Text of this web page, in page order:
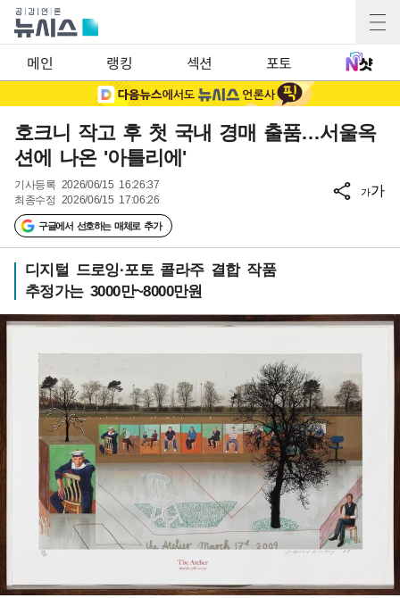
메인 랭킹 섹션 포토
호크니 작고 후 첫 국내 경매 출품…서울옥
션에 나온 '아틀리에'
기사등록 2026/06/15 16:26:37
최종수정 2026/06/15 17:06:26
구글에서 선호하는 매체로 추가
가가
디지털 드로잉·포토 콜라주 결합 작품
추정가는 3000만~8000만원